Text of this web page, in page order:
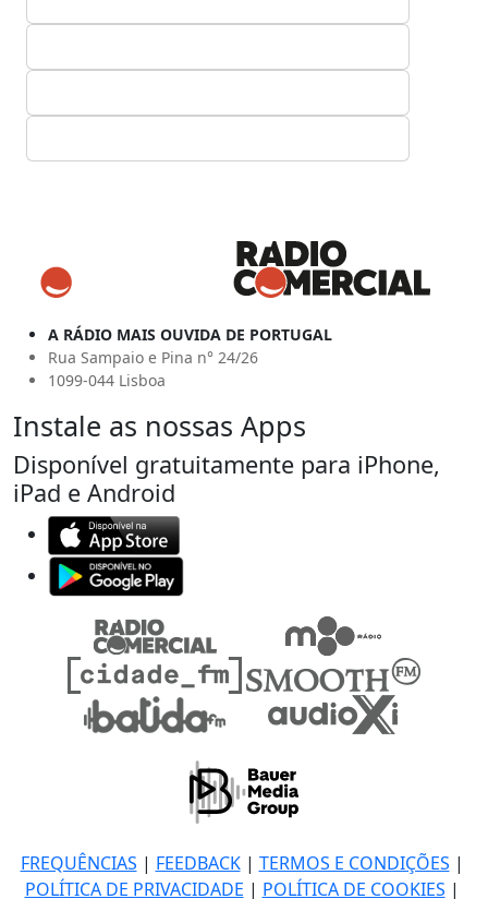
A RÁDIO MAIS OUVIDA DE PORTUGAL
Rua Sampaio e Pina n° 24/26
1099-044 Lisboa
Instale as nossas Apps
Disponível gratuitamente para iPhone,
iPad e Android
FREQUÊNCIAS | FEEDBACK| TERMOS E CONDIÇÕES |
POLÍTICA DE PRIVACIDADE | POLÍTICA DE COOKIES |